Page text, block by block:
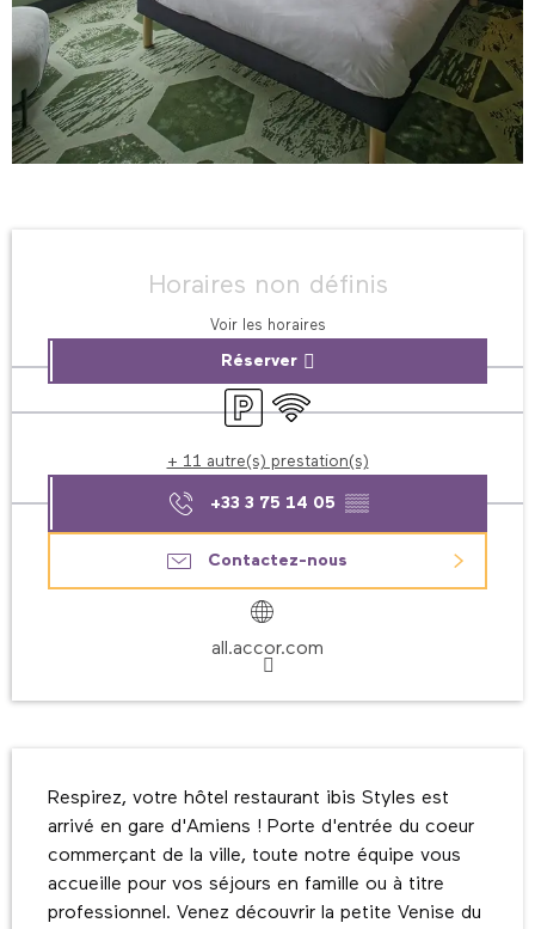
Horaires non définis
Voir les horaires
Réserver
ParkingWiFi
+ 11 autre(s) prestation(s)
+33 3 75 14 05 ▒▒
Contactez-nous
all.accor.com
Respirez, votre hôtel restaurant ibis Styles est
arrivé en gare d'Amiens ! Porte d'entrée du coeur
commerçant de la ville, toute notre équipe vous
accueille pour vos séjours en famille ou à titre
professionnel. Venez découvrir la petite Venise du